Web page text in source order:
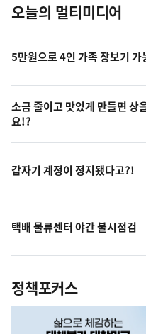
오늘의 멀티미디어
5만원으로 4인 가족 장보기 가
소금 줄이고 맛있게 만들면 상
요!?
갑자기 계정이 정지됐다고?!
택배 물류센터 야간 불시점검
정책포커스